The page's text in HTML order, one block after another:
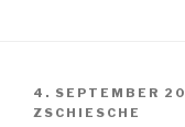
AM
4. SEPTEMBER
ZSCHIESCHE